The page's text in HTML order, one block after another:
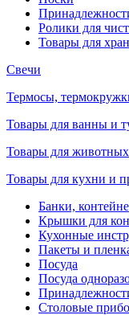
Ролики для
Товары для
Свечи
Термосы,
Товары для ванны и
Товары для животных
Товары для кухни и
Банки,
Крышки для
Кухонные
Пакеты и
Посуда
Посуда
Столовые